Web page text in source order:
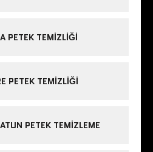
PETEK TEMIZLIĞI
PETEK TEMIZLIĞI
PETEK TEMIZLEME